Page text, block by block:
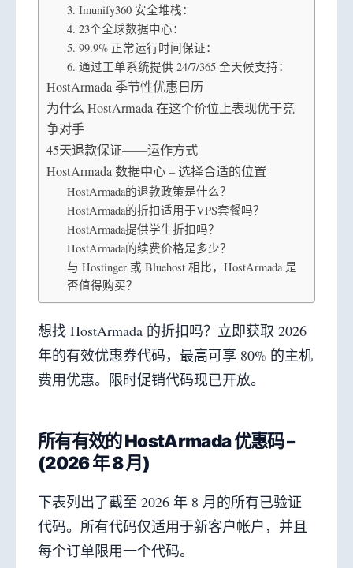
3. Imunify360 安全堆栈：
4. 23个全球数据中心：
5. 99.9% 正常运行时间保证：
6. 通过工单系统提供 24/7/365 全天候支持：
HostArmada 季节性优惠日历
为什么 HostArmada 在这个价位上表现优于竞
争对手
45天退款保证——运作方式
HostArmada 数据中心 – 选择合适的位置
HostArmada的退款政策是什么？
HostArmada的折扣适用于VPS套餐吗？
HostArmada提供学生折扣吗？
HostArmada的续费价格是多少？
与 Hostinger 或 Bluehost 相比，HostArmada 是
否值得购买？
想找 HostArmada 的折扣吗？立即获取 2026
年的有效优惠券代码，最高可享 80% 的主机
费用优惠。限时促销代码现已开放。
所有有效的 HostArmada 优惠码 –
(2026 年 8 月)
下表列出了截至 2026 年 8 月的所有已验证
代码。所有代码仅适用于新客户帐户，并且
每个订单限用一个代码。